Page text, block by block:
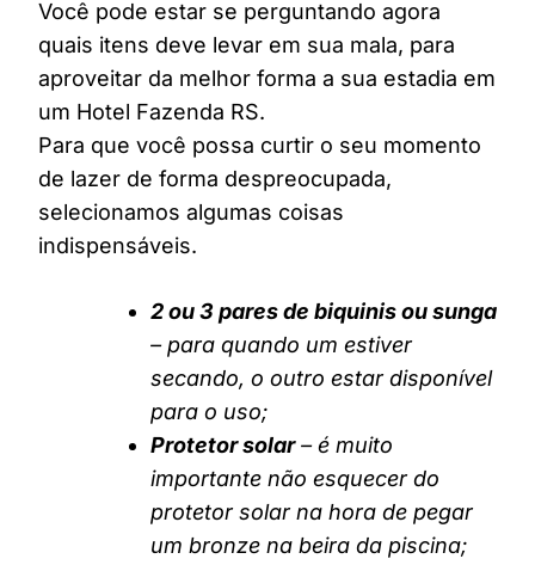
Você pode estar se perguntando agora
quais itens deve levar em sua mala, para
aproveitar da melhor forma a sua estadia em
um Hotel Fazenda RS.
Para que você possa curtir o seu momento
de lazer de forma despreocupada,
selecionamos algumas coisas
indispensáveis.
2 ou 3 pares de biquinis ou sunga
– para quando um estiver
secando, o outro estar disponível
para o uso;
Protetor solar– é muito
importante não esquecer do
protetor solar na hora de pegar
um bronze na beira da piscina;